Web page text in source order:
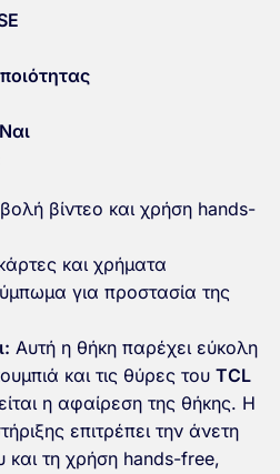
Ναι
βίντεο και χρήση hands-
και χρήματα
για προστασία της
Αυτή η θήκη παρέχει εύκολη
και τις θύρες του TCL
η αφαίρεση της θήκης. Η
επιτρέπει την άνετη
και τη χρήση hands-free,